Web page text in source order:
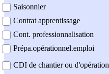
Saisonnier
Contrat apprentissage
Cont. professionnalisation
Prépa.opérationnel.emploi
CDI de chantier ou d'opération